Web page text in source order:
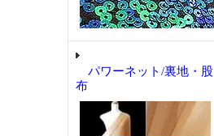
パワーネット/裏地・股
布